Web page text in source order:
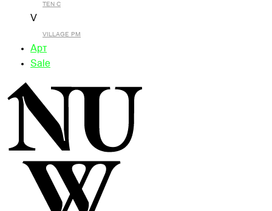
TEN C
V
VILLAGE PM
Арт
Sale